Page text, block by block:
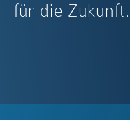
für die Zukunft.